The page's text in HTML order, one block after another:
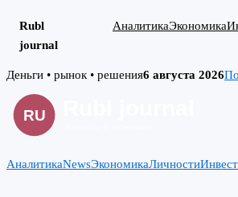
Rubl
journal
АналитикаЭкономика
Skip
content
Деньги • рынок • решения6 августа 2026
АналитикаNewsЭкономикаЛичности